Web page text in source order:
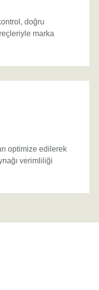
doğru
marka
optimize edilerek
verimliliği